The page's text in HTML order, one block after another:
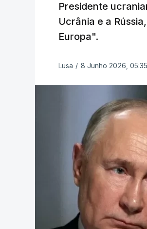
Presidente
Ucrânia e a
Europa".
Lusa / 8 Junho 2026, 05:35